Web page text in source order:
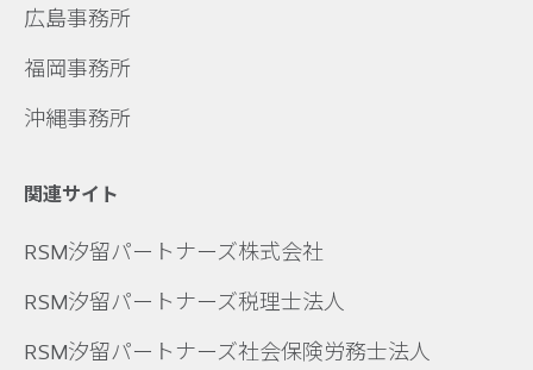
広島事務所
福岡事務所
沖縄事務所
関連サイト
RSM汐留パートナーズ株式会社
RSM汐留パートナーズ税理士法人
RSM汐留パートナーズ社会保険労務士法人